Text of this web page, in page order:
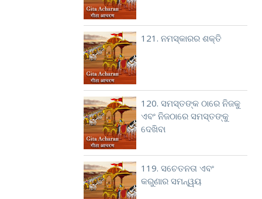
121. ନମସ୍କାରର ଶକ୍ତି
120. ସମସ୍ତଙ୍କ ଠାରେ ନିଜକୁ
ଏବଂ ନିଜଠାରେ ସମସ୍ତଙ୍କୁ
ଦେଖିବା
119. ସଚେତନତା ଏବଂ
କରୁଣାର ସମନ୍ୱୟ